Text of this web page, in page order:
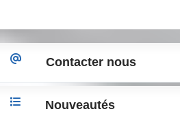
Contacter nous
Nouveautés